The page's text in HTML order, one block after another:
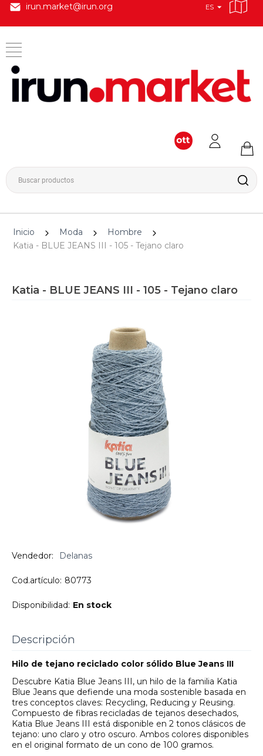
irun.market@irun.org ES
Inicio Moda
Hombre
Katia - BLUE JEANS III - 105 - Tejano claro
Katia - BLUE JEANS III - 105 - Tejano claro
Vendedor: Delanas
Cod.artículo: 80773
Disponibilidad: En stock
Descripción
Hilo de tejano reciclado color sólido Blue Jeans III
Descubre Katia Blue Jeans III, un hilo de la familia Katia
Blue Jeans que defiende una moda sostenible basada en
tres conceptos claves: Recycling, Reducing y Reusing.
Compuesto de fibras recicladas de tejanos desechados,
Katia Blue Jeans III está disponible en 2 tonos clásicos de
tejano: uno claro y otro oscuro. Ambos colores disponibles
en el original formato de un cono de 100 gramos.